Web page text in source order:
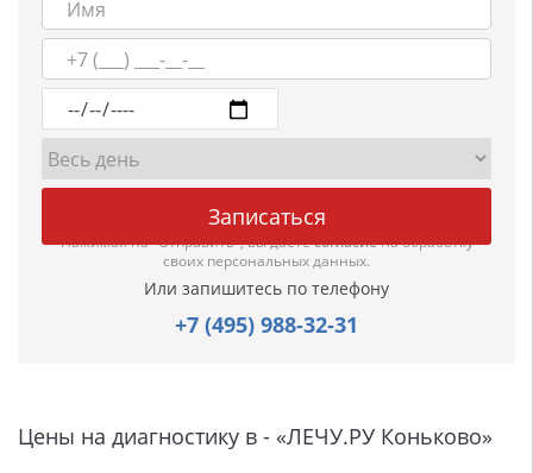
Нажимая на "Отправить", вы даетесогласиена обработку
своих персональных данных.
Или запишитесь по телефону
+7 (495) 988-32-31
Цены на диагностику в - «ЛЕЧУ.РУ Коньково»